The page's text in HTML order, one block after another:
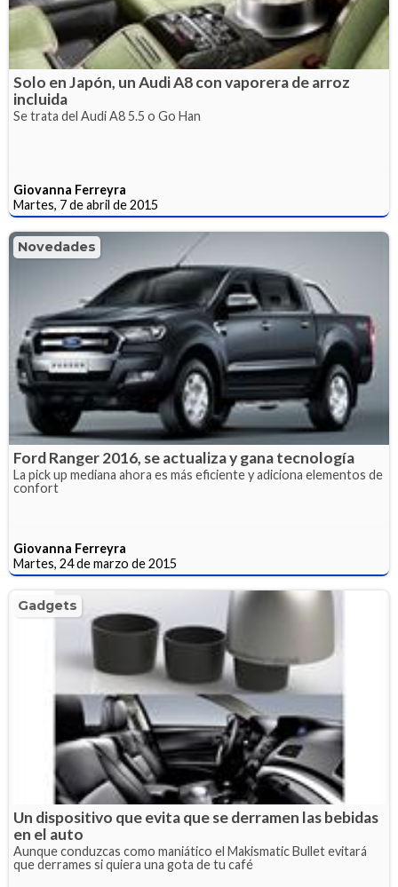
Solo en Japón, un Audi A8 con vaporera de arroz
incluida
Se trata del Audi A8 5.5 o Go Han
Giovanna Ferreyra
Martes, 7 de abril de 2015
Novedades
Ford Ranger 2016, se actualiza y gana tecnología
La pick up mediana ahora es más eficiente y adiciona elementos de
confort
Giovanna Ferreyra
Martes, 24 de marzo de 2015
Gadgets
Un dispositivo que evita que se derramen las bebidas
en el auto
Aunque conduzcas como maniático el Makismatic Bullet evitará
que derrames si quiera una gota de tu café